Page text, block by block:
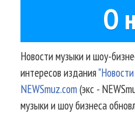
О
Новости музыки и шоу-
интересов издания
NEWSmuz.com(экс -
музыки и шоу бизнеса